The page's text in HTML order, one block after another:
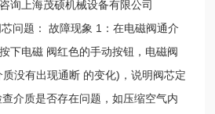
询上海茂硕机械设备有限公司
问题： 故障现象 1：在电磁阀通介
下电磁 阀红色的手动按钮，电磁阀
没有出现通断 的变化)，说明阀芯定
介质是否存在问题，如压缩空气内